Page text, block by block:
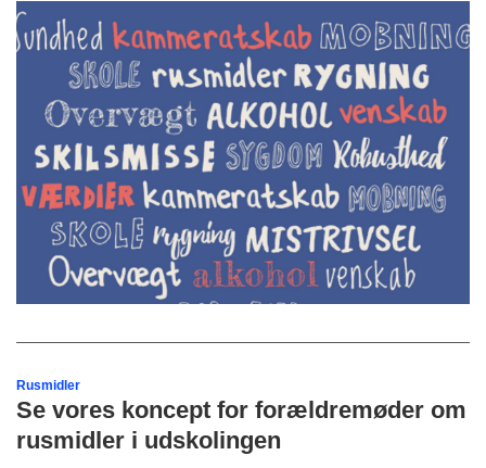
Rusmidler
Se vores koncept for forældremøder om
rusmidler i udskolingen